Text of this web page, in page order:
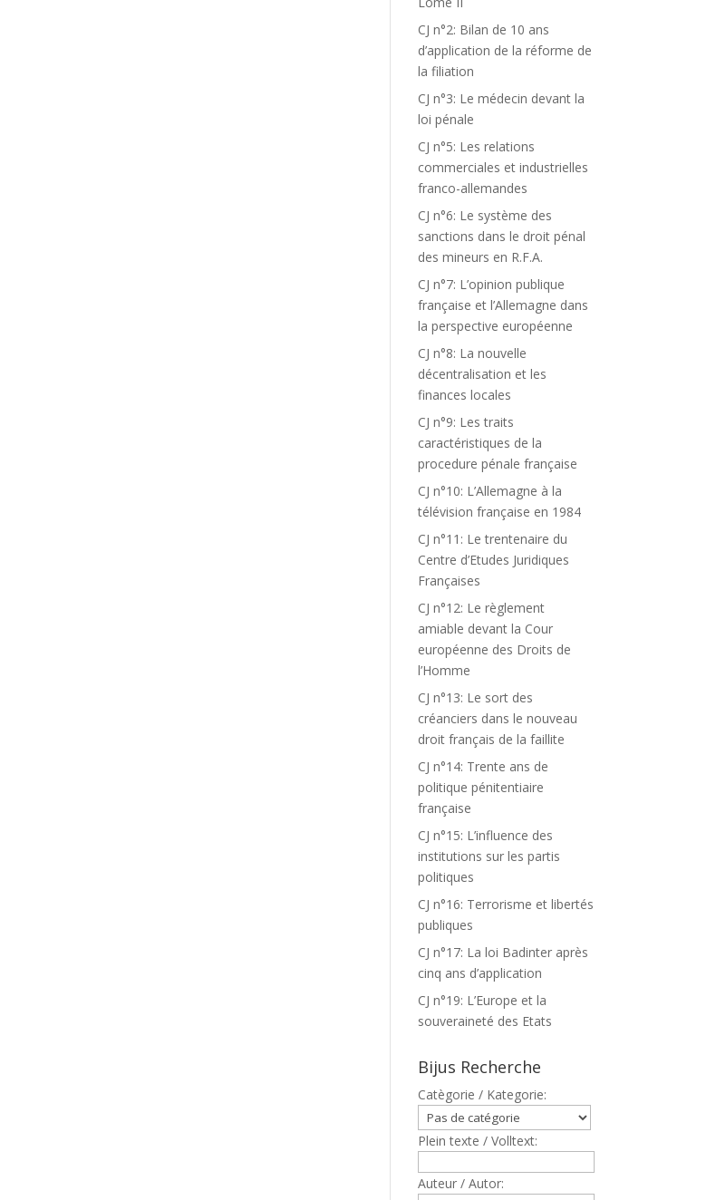
CJ n°2: Bilan de 10 ans
d’application de la réforme de
la filiation
CJ n°3: Le médecin devant la
loi pénale
CJ n°5: Les relations
commerciales et industrielles
franco-allemandes
CJ n°6: Le système des
sanctions dans le droit pénal
des mineurs en R.F.A.
CJ n°7: L’opinion publique
française et l’Allemagne dans
la perspective européenne
CJ n°8: La nouvelle
décentralisation et les
finances locales
CJ n°9: Les traits
caractéristiques de la
procedure pénale française
CJ n°10: L’Allemagne à la
télévision française en 1984
CJ n°11: Le trentenaire du
Centre d’Etudes Juridiques
Françaises
CJ n°12: Le règlement
amiable devant la Cour
européenne des Droits de
l’Homme
CJ n°13: Le sort des
créanciers dans le nouveau
droit français de la faillite
CJ n°14: Trente ans de
politique pénitentiaire
française
CJ n°15: L’influence des
institutions sur les partis
politiques
CJ n°16: Terrorisme et libertés
publiques
CJ n°17: La loi Badinter après
cinq ans d’application
CJ n°19: L’Europe et la
souveraineté des Etats
Bijus Recherche
Catègorie / Kategorie:
Plein texte / Volltext:
Auteur / Autor: